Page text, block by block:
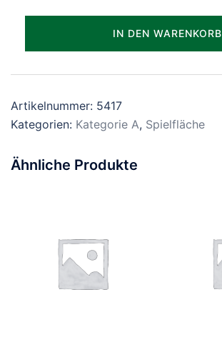
IN DEN WARENKORB
Artikelnummer: 5417
Kategorien: Kategorie A, Spielfläche
Ähnliche Produkte